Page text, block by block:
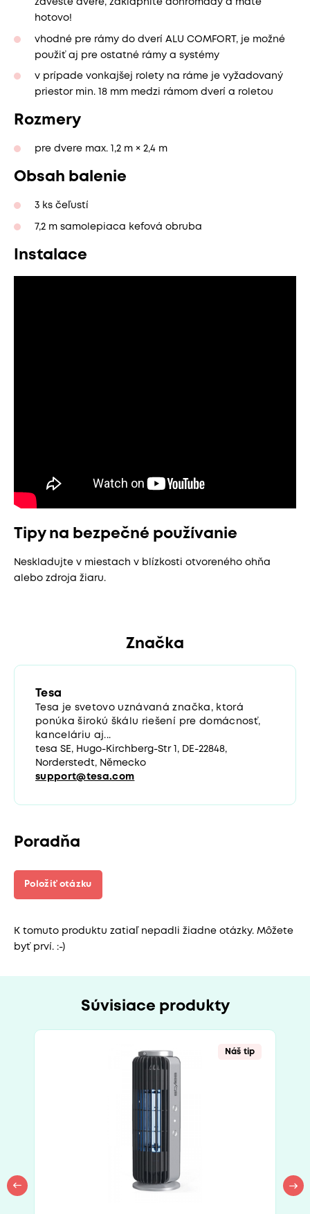
zaveste dvere, zaklapnite dohromady a máte
hotovo!
vhodné pre rámy do dverí ALU COMFORT, je možné
použiť aj pre ostatné rámy a systémy
v prípade vonkajšej rolety na ráme je vyžadovaný
priestor min. 18 mm medzi rámom dverí a roletou
Rozmery
pre dvere max. 1,2 m × 2,4 m
Obsah balenie
3 ks čeľustí
7,2 m samolepiaca kefová obruba
Instalace
Tipy na bezpečné používanie
Neskladujte v miestach v blízkosti otvoreného ohňa
alebo zdroja žiaru.
Značka
Tesa
Tesa je svetovo uznávaná značka, ktorá
ponúka širokú škálu riešení pre domácnosť,
kanceláriu aj...
tesa SE, Hugo-Kirchberg-Str 1, DE-22848,
Norderstedt, Německo
support@tesa.com
Poradňa
Položiť otázku
K tomuto produktu zatiaľ nepadli žiadne otázky. Môžete
byť prví. :-)
Súvisiace produkty
Náš tip